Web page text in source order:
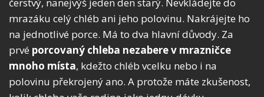
čerstvý, nanejvýš jeden den starý. Nevkládejte do
mrazáku celý chléb ani jeho polovinu. Nakrájejte ho
na jednotlivé porce. Má to dva hlavní důvody. Za
prvé porcovaný chleba nezabere v mrazničce
mnoho místa, kdežto chléb vcelku nebo i na
polovinu překrojený ano. A protože máte zkušenost,